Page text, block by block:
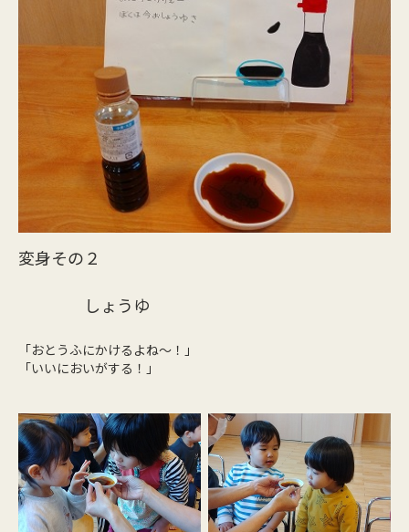
変身その２
しょうゆ
「おとうふにかけるよね～！」
「いいにおいがする！」